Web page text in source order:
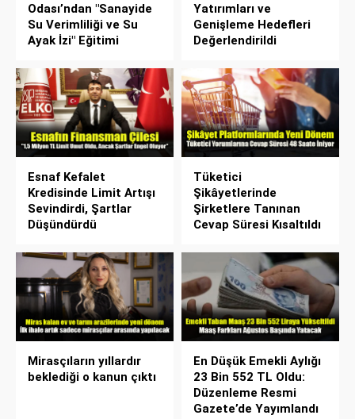
Odası’ndan "Sanayide
Su Verimliliği ve Su
Ayak İzi" Eğitimi
Yatırımları ve
Genişleme Hedefleri
Değerlendirildi
Esnaf Kefalet
Kredisinde Limit Artışı
Sevindirdi, Şartlar
Düşündürdü
Tüketici
Şikâyetlerinde
Şirketlere Tanınan
Cevap Süresi Kısaltıldı
Mirasçıların yıllardır
beklediği o kanun çıktı
En Düşük Emekli Aylığı
23 Bin 552 TL Oldu:
Düzenleme Resmi
Gazete’de Yayımlandı